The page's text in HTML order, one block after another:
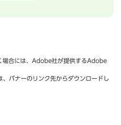
場合には、Adobe社が提供するAdobe
バナーのリンク先からダウンロードし